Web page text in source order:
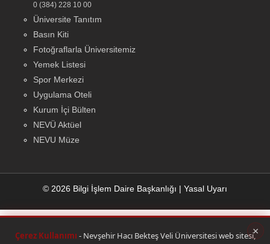
×
Çerez Kullanımı - Nevşehir Hacı Bekteş Veli Üniversitesi web sitesi,
0 (384) 228 10 00
Üniversite Tanıtım
Basın Kiti
Fotoğraflarla Üniversitemiz
Yemek Listesi
Spor Merkezi
Uygulama Oteli
Kurum İçi Bülten
NEVÜ Aktüel
NEVU Müze
© 2026 Bilgi İşlem Daire Başkanlığı | Yasal Uyarı